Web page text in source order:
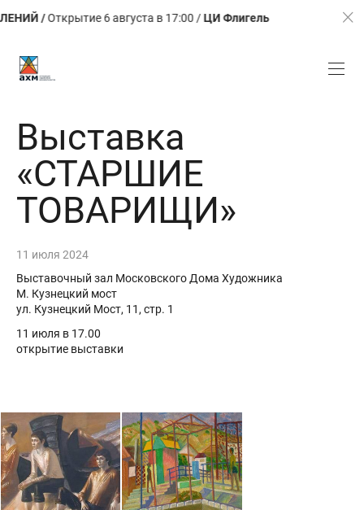
6 августа в 17:00 /ЦИ Флигель ЛЕТО.
Выставка
«СТАРШИЕ
ТОВАРИЩИ»
11 июля 2024
Выставочный зал Московского Дома Художника
М. Кузнецкий мост
ул. Кузнецкий Мост, 11, стр. 1
11 июля в 17.00
открытие выставки